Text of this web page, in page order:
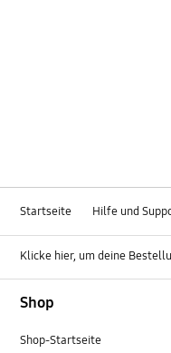
Startseite Hilfe und
Klicke hier, um deine
Shop
Shop-Startseite